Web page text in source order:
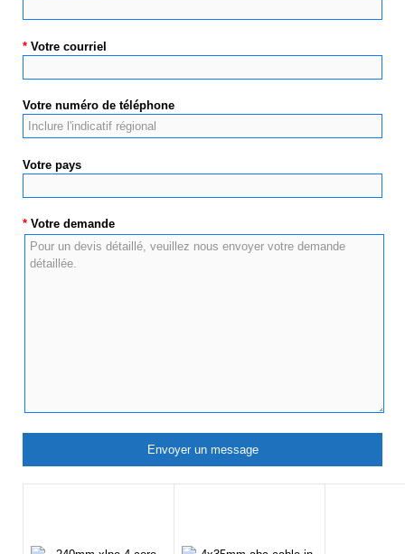
* Votre courriel
Votre numéro de téléphone
Votre pays
* Votre demande